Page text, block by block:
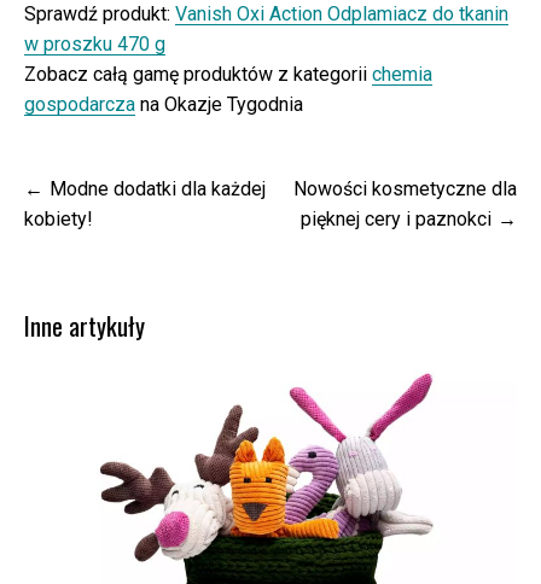
Sprawdź produkt: Vanish Oxi Action Odplamiacz do tkanin
w proszku 470 g
Zobacz całą gamę produktów z kategorii chemia
gospodarcza na Okazje Tygodnia
Nawigacja
wpisu
Modne dodatki dla każdej
kobiety!
Nowości kosmetyczne dla
pięknej cery i paznokci
Inne artykuły